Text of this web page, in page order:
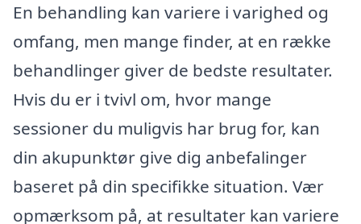
En behandling kan variere i varighed og
omfang, men mange finder, at en række
behandlinger giver de bedste resultater.
Hvis du er i tvivl om, hvor mange
sessioner du muligvis har brug for, kan
din akupunktør give dig anbefalinger
baseret på din specifikke situation. Vær
opmærksom på, at resultater kan variere